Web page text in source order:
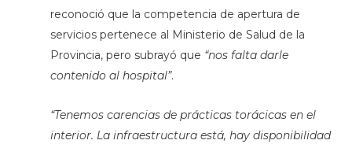
reconoció que la competencia de apertura de
servicios pertenece al Ministerio de Salud de la
Provincia, pero subrayó que “nos falta darle
contenido al hospital”.
“Tenemos carencias de prácticas torácicas en el
interior. La infraestructura está, hay disponibilidad